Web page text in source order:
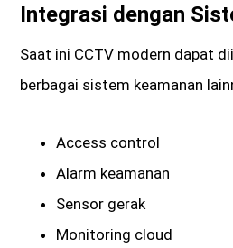
Integrasi dengan
Saat ini CCTV modern dapat
berbagai sistem keamanan
Access control
Alarm keamanan
Sensor gerak
Monitoring cloud